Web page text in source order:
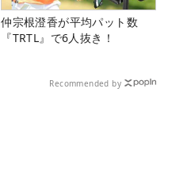
仲宗根澄香が平均パット数
『TRTL』で6人抜き！
Recommended by